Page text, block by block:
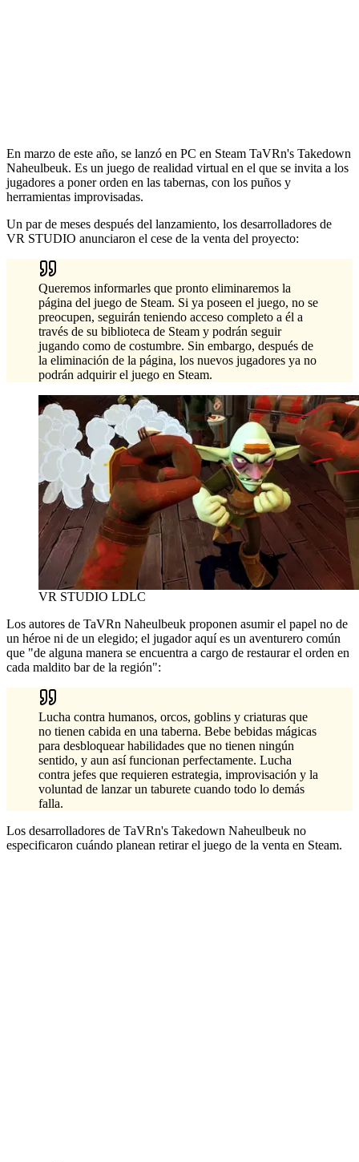
En marzo de este año, se lanzó en PC en Steam TaVRn's Takedown
Naheulbeuk. Es un juego de realidad virtual en el que se invita a los
jugadores a poner orden en las tabernas, con los puños y
herramientas improvisadas.
Un par de meses después del lanzamiento, los desarrolladores de
VR STUDIO anunciaron el cese de la venta del proyecto:
Queremos informarles que pronto eliminaremos la
página del juego de Steam. Si ya poseen el juego, no se
preocupen, seguirán teniendo acceso completo a él a
través de su biblioteca de Steam y podrán seguir
jugando como de costumbre. Sin embargo, después de
la eliminación de la página, los nuevos jugadores ya no
podrán adquirir el juego en Steam.
VR STUDIO LDLC
Los autores de TaVRn Naheulbeuk proponen asumir el papel no de
un héroe ni de un elegido; el jugador aquí es un aventurero común
que "de alguna manera se encuentra a cargo de restaurar el orden en
cada maldito bar de la región":
Lucha contra humanos, orcos, goblins y criaturas que
no tienen cabida en una taberna. Bebe bebidas mágicas
para desbloquear habilidades que no tienen ningún
sentido, y aun así funcionan perfectamente. Lucha
contra jefes que requieren estrategia, improvisación y la
voluntad de lanzar un taburete cuando todo lo demás
falla.
Los desarrolladores de TaVRn's Takedown Naheulbeuk no
especificaron cuándo planean retirar el juego de la venta en Steam.